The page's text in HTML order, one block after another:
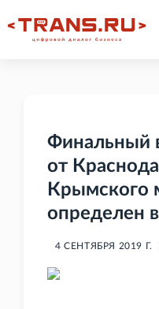
Финальный
от
Крымского
определен
4 СЕНТЯБРЯ 2019 Г.